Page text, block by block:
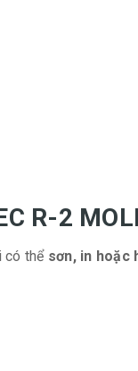
R-2
có thể sơn, in hoặc